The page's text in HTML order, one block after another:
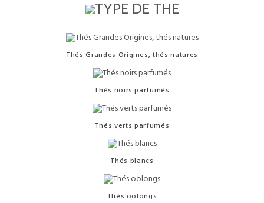
Thés Grandes Origines, thés natures
Thés noirs parfumés
Thés verts parfumés
Thés blancs
Thés oolongs